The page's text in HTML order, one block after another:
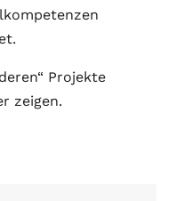
Projekte
zeigen.